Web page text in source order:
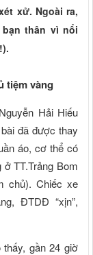
xử. Ngoài ra,
thân vì nổi
tiệm vàng
Hải Hiếu
đã được thay
áo, cơ thể có
TT.Trảng Bom
chủ). Chiếc xe
ĐTDĐ “xịn”,
gần 24 giờ